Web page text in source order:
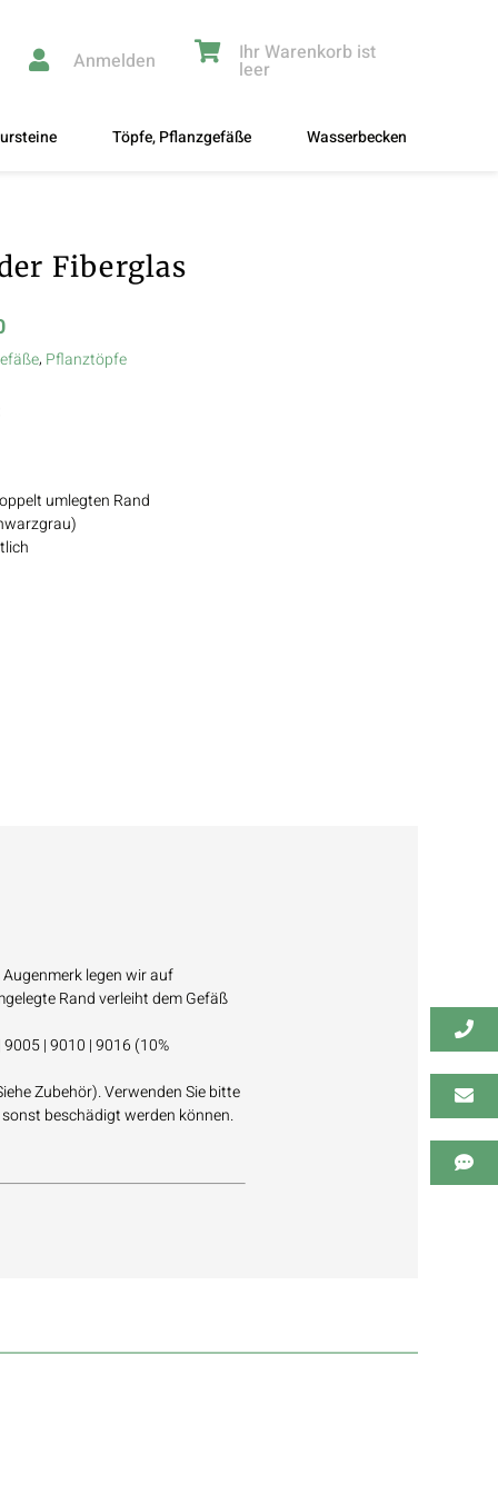
Anmelden Ihr Warenkorb ist
leer
Töpfe, Pflanzgefäße Wasserbecken
Fiberglas
, Pflanztöpfe
umlegten Rand
legen wir auf
Rand verleiht dem Gefäß
| 9010 | 9016 (10%
Zubehör). Verwenden Sie bitte
beschädigt werden können.